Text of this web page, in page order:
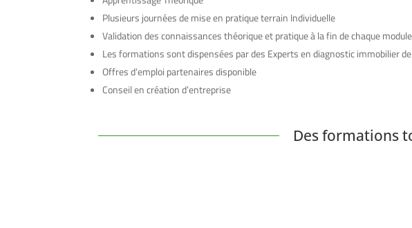
Plusieurs journées de mise en pratique terrain Individuelle
Validation des connaissances théorique et pratique à la fin de chaque module
Les formations sont dispensées par des Experts en diagnostic immobilier
Offres d’emploi partenaires disponible
Conseil en création d’entreprise
Des formations